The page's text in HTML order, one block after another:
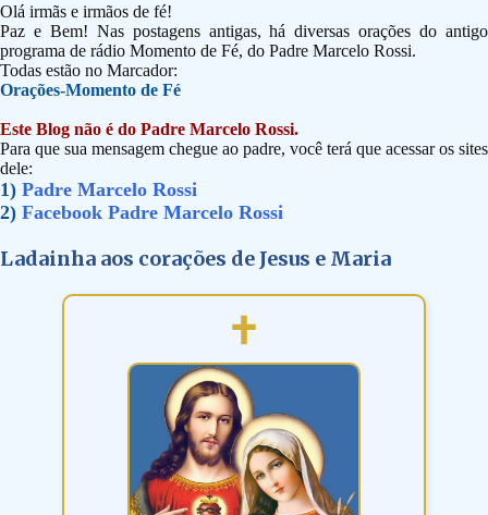
Olá irmãs e irmãos de fé!
Paz e Bem! Nas postagens antigas, há diversas orações do antigo
programa de rádio Momento de Fé, do Padre Marcelo Rossi.
Todas estão no Marcador:
Orações-Momento de Fé
Este Blog não é do Padre Marcelo Rossi.
Para que sua mensagem chegue ao padre, você terá que acessar os sites
dele:
1) Padre Marcelo Rossi
2) Facebook Padre Marcelo Rossi
Ladainha aos corações de Jesus e Maria